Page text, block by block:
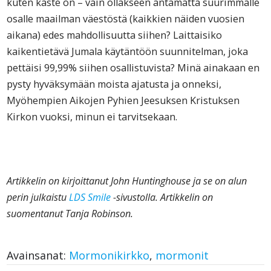
osalle maailman väestöstä (kaikkien näiden vuosien
aikana) edes mahdollisuutta siihen? Laittaisiko
kaikentietävä Jumala käytäntöön suunnitelman, joka
pettäisi 99,99% siihen osallistuvista? Minä ainakaan en
pysty hyväksymään moista ajatusta ja onneksi,
Myöhempien Aikojen Pyhien Jeesuksen Kristuksen
Kirkon vuoksi, minun ei tarvitsekaan.
Artikkelin on kirjoittanut John Huntinghouse ja se on alun
perin julkaistuLDS Smile-sivustolla. Artikkelin on
suomentanut Tanja Robinson.
Avainsanat: Mormonikirkko, mormonit